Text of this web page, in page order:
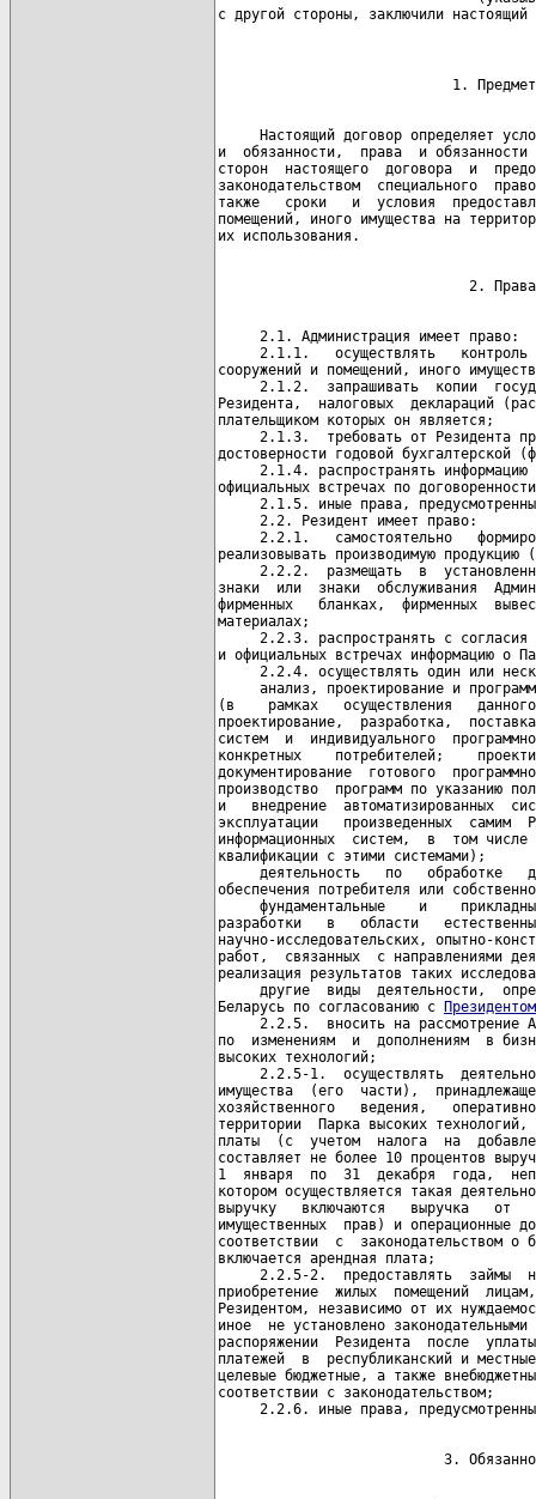
с другой стороны, заключили
Настоящий договор определяет
и  обязанности,  права  и обязанности
сторон  настоящего  договора  и
законодательством  специального
также   сроки   и  условия
помещений, иного имущества на
     2.1. Администрация имеет право:
2.1.1.   осуществлять
сооружений и помещений, иного
2.1.2.  запрашивать  копии
Резидента,  налоговых  деклараций
плательщиком которых он является;
2.1.3.  требовать от Резидента
достоверности годовой бухгалтерской
2.1.4. распространять
официальных встречах по
2.1.5. иные права,
     2.2. Резидент имеет право:
2.2.1.   самостоятельно
реализовывать производимую
2.2.2.  размещать  в
знаки  или  знаки  обслуживания
фирменных   бланках,  фирменных
материалах;
2.2.3. распространять с
и официальных встречах информацию о
2.2.4. осуществлять один или
анализ, проектирование и
(в    рамках   осуществления
проектирование,  разработка,
систем  и  индивидуального
конкретных    потребителей;
документирование  готового
производство  программ по указанию
и   внедрение  автоматизированных
эксплуатации   произведенных  самим
информационных  систем,  в  том числе
квалификации с этими системами);
деятельность   по   обработке
обеспечения потребителя или
фундаментальные    и
разработки   в   области
научно-исследовательских, опытно-
работ,  связанных  с направлениями
реализация результатов таких
другие  виды  деятельности,
Беларусь по согласованию с
2.2.5.  вносить на рассмотрение
по  изменениям  и  дополнениям  в
высоких технологий;
2.2.5-1.  осуществлять
имущества  (его  части),
хозяйственного   ведения,
территории  Парка высоких
платы  (с  учетом  налога  на
составляет не более 10 процентов
1  января  по  31  декабря  года,
котором осуществляется такая
выручку   включаются   выручка   от
имущественных  прав) и операционные
соответствии  с  законодательством о
включается арендная плата;
2.2.5-2.  предоставлять  займы
приобретение  жилых  помещений
Резидентом, независимо от их
иное  не установлено
распоряжении  Резидента  после
платежей  в  республиканский и
целевые бюджетные, а также
соответствии с законодательством;